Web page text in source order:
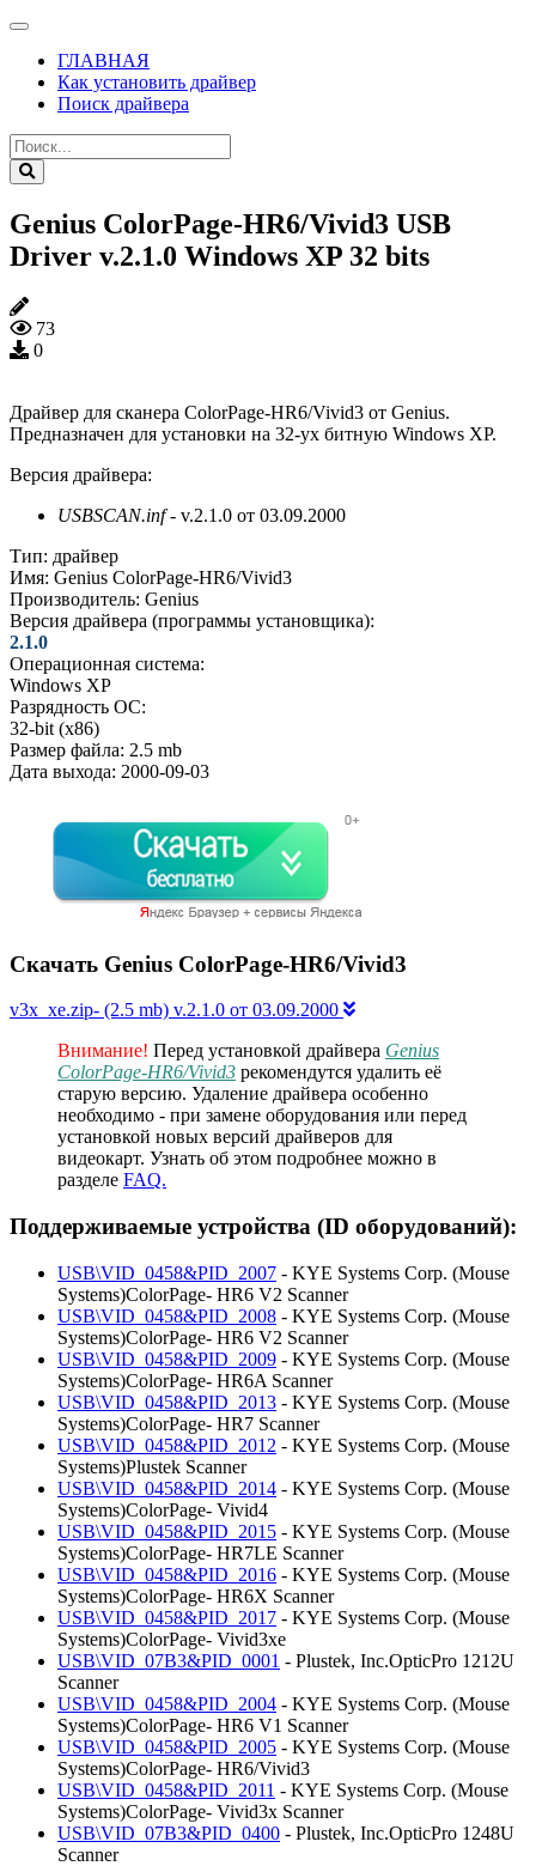
ГЛАВНАЯ
Как установить драйвер
Поиск драйвера
Genius ColorPage-HR6/Vivid3 USB
Driver v.2.1.0 Windows XP 32 bits
73
0
Драйвер для сканера ColorPage-HR6/Vivid3 от Genius.
Предназначен для установки на 32-ух битную Windows XP.
Версия драйвера:
USBSCAN.inf- v.2.1.0 от 03.09.2000
Тип: драйвер
Имя: Genius ColorPage-HR6/Vivid3
Производитель: Genius
Версия драйвера (программы установщика):
2.1.0
Операционная система:
Windows XP
Разрядность ОС:
32-bit (x86)
Размер файла: 2.5 mb
Дата выхода: 2000-09-03
Скачать Genius ColorPage-HR6/Vivid3
v3x_xe.zip- (2.5 mb) v.2.1.0 от 03.09.2000
Внимание! Перед установкой драйвера Genius
ColorPage-HR6/Vivid3 рекомендутся удалить её
старую версию. Удаление драйвера особенно
необходимо - при замене оборудования или перед
установкой новых версий драйверов для
видеокарт. Узнать об этом подробнее можно в
разделе FAQ.
Поддерживаемые устройства (ID оборудований):
USB\VID_0458&PID_2007 - KYE Systems Corp. (Mouse
Systems)ColorPage- HR6 V2 Scanner
USB\VID_0458&PID_2008 - KYE Systems Corp. (Mouse
Systems)ColorPage- HR6 V2 Scanner
USB\VID_0458&PID_2009 - KYE Systems Corp. (Mouse
Systems)ColorPage- HR6A Scanner
USB\VID_0458&PID_2013 - KYE Systems Corp. (Mouse
Systems)ColorPage- HR7 Scanner
USB\VID_0458&PID_2012 - KYE Systems Corp. (Mouse
Systems)Plustek Scanner
USB\VID_0458&PID_2014 - KYE Systems Corp. (Mouse
Systems)ColorPage- Vivid4
USB\VID_0458&PID_2015 - KYE Systems Corp. (Mouse
Systems)ColorPage- HR7LE Scanner
USB\VID_0458&PID_2016 - KYE Systems Corp. (Mouse
Systems)ColorPage- HR6X Scanner
USB\VID_0458&PID_2017 - KYE Systems Corp. (Mouse
Systems)ColorPage- Vivid3xe
USB\VID_07B3&PID_0001 - Plustek, Inc.OpticPro 1212U
Scanner
USB\VID_0458&PID_2004 - KYE Systems Corp. (Mouse
Systems)ColorPage- HR6 V1 Scanner
USB\VID_0458&PID_2005 - KYE Systems Corp. (Mouse
Systems)ColorPage- HR6/Vivid3
USB\VID_0458&PID_2011 - KYE Systems Corp. (Mouse
Systems)ColorPage- Vivid3x Scanner
USB\VID_07B3&PID_0400 - Plustek, Inc.OpticPro 1248U
Scanner